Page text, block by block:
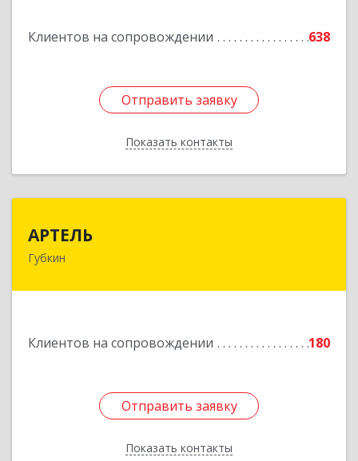
Клиентов на сопровождении 638
Отправить заявку
Показать контакты
Отправить заявку
Назад
АРТЕЛЬ
Губкин
Клиентов на сопровождении 180
Отправить заявку
Показать контакты
309181, Белгородская обл, Губкинский р-н,
Отправить заявку
Назад